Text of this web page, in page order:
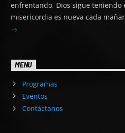
enfrentando, Dios sigue teniendo
misericordia es nueva cada
MENU
Programas
Eventos
Contáctanos